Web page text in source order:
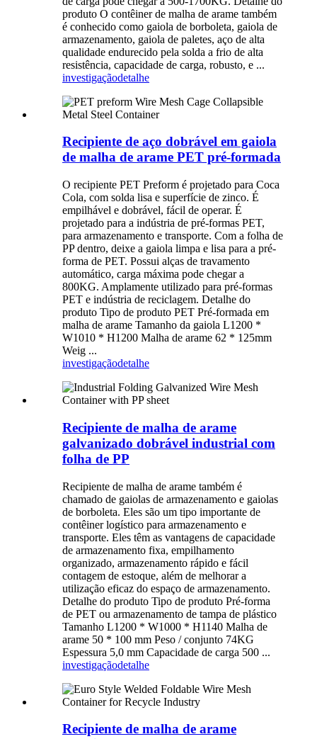
produto O contêiner de malha de arame também
é conhecido como gaiola de borboleta, gaiola de
armazenamento, gaiola de paletes, aço de alta
qualidade endurecido pela solda a frio de alta
resistência, capacidade de carga, robusto, e ...
investigaçãodetalhe
Recipiente de aço dobrável em gaiola
de malha de arame PET pré-formada
O recipiente PET Preform é projetado para Coca
Cola, com solda lisa e superfície de zinco. É
empilhável e dobrável, fácil de operar. É
projetado para a indústria de pré-formas PET,
para armazenamento e transporte. Com a folha de
PP dentro, deixe a gaiola limpa e lisa para a pré-
forma de PET. Possui alças de travamento
automático, carga máxima pode chegar a
800KG. Amplamente utilizado para pré-formas
PET e indústria de reciclagem. Detalhe do
produto Tipo de produto PET Pré-formada em
malha de arame Tamanho da gaiola L1200 *
W1010 * H1200 Malha de arame 62 * 125mm
Weig ...
investigaçãodetalhe
Recipiente de malha de arame
galvanizado dobrável industrial com
folha de PP
Recipiente de malha de arame também é
chamado de gaiolas de armazenamento e gaiolas
de borboleta. Eles são um tipo importante de
contêiner logístico para armazenamento e
transporte. Eles têm as vantagens de capacidade
de armazenamento fixa, empilhamento
organizado, armazenamento rápido e fácil
contagem de estoque, além de melhorar a
utilização eficaz do espaço de armazenamento.
Detalhe do produto Tipo de produto Pré-forma
de PET ou armazenamento de tampa de plástico
Tamanho L1200 * W1000 * H1140 Malha de
arame 50 * 100 mm Peso / conjunto 74KG
Espessura 5,0 mm Capacidade de carga 500 ...
investigaçãodetalhe
Recipiente de malha de arame